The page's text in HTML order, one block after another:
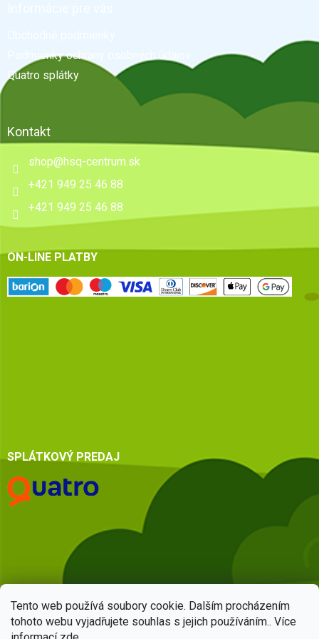
Tento web používá soubory cookie. Dalším procházením
tohoto webu vyjadřujete souhlas s jejich používáním.. Více
Podmienky ochrany osobných údajov
Quatro splátky
Kontakt
shop@hsq-centrum.sk
+421 949 25 46 88
+421 949 25 46 88
ON-LINE PLATBY
SPLÁTKOVÝ PREDAJ